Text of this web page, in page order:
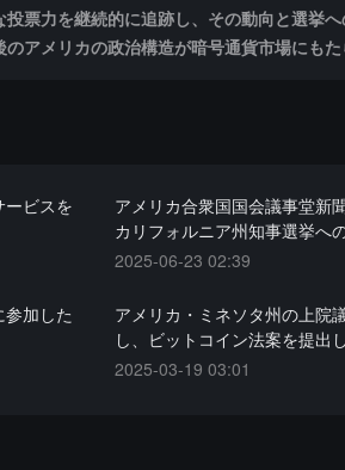
票力を継続的に追跡し、その動向と選挙
アメリカの政治構造が暗号通貨市場にもた
ービスを
アメリカ合衆国国会議事堂新
カリフォルニア州知事選挙へ
2025-06-23 02:39
加した
アメリカ・ミネソタ州の上院
し、ビットコイン法案を提出
2025-03-19 03:01